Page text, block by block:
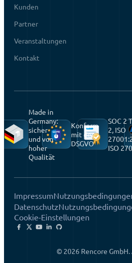
Kunden
Partner
Veranstaltungen
Kontakt
Made in
Germany:
sicher
und von
hoher
Qualität
Konform
mit der
DSGVO
SOC 2
2, ISO
ISO
Impressum
Datenschutz
Cookie-Einstellungen
© 2026 Rencore